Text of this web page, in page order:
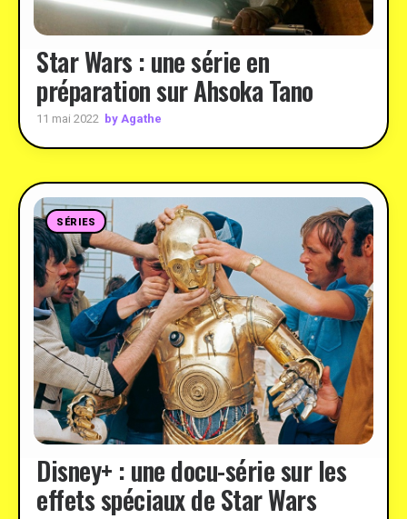
Star Wars : une série en
préparation sur Ahsoka Tano
11 mai 2022 by Agathe
SÉRIES
Disney+ : une docu-série sur les
effets spéciaux de Star Wars